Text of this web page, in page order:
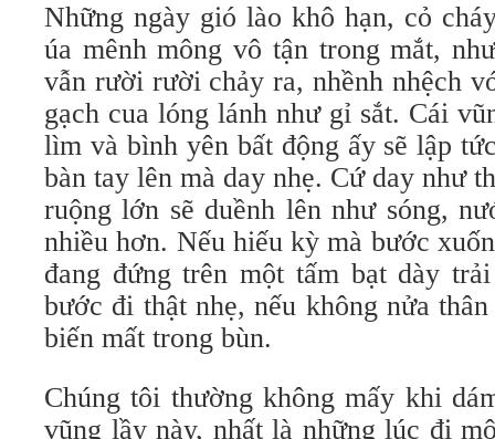
Những ngày gió lào khô hạn, cỏ
úa mênh mông vô tận trong mắt,
vẫn rười rười chảy ra, nhềnh nhệch
gạch cua lóng lánh như gỉ sắt. Cái
lìm và bình yên bất động ấy sẽ lập
bàn tay lên mà day nhẹ. Cứ day như
ruộng lớn sẽ duềnh lên như sóng,
nhiều hơn. Nếu hiếu kỳ mà bước
đang đứng trên một tấm bạt dày
bước đi thật nhẹ, nếu không nửa
biến mất trong bùn.
Chúng tôi thường không mấy khi
vũng lầy này, nhất là những lúc đi